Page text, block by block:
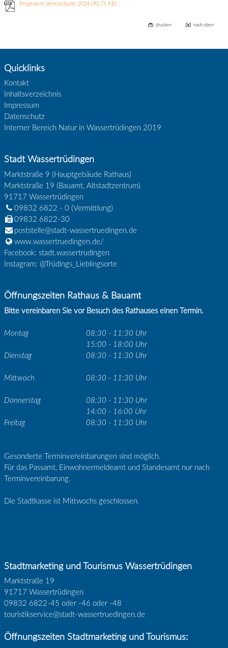
Programm Vereinsbude 2024(90.71 KB)
drucken nach oben
Quicklinks
Kontakt
Inhaltsverzeichnis
Impressum
Datenschutz
Interner Bereich Natur in Wassertrüdingen 2019
Stadt Wassertrüdingen
Marktstraße 9 (Hauptgebäude Rathaus)
Marktstraße 19 (Bauamt, Altstadtzentrum)
91717 Wassertrüdingen
09832 6822 - 0(Vermittlung)
09832 6822-30
poststelle@stadt-wassertruedingen.de
www.wassertruedingen.de/
Facebook: stadt.wassertrudingen
Instagram: @Trüdings_Lieblingsorte
Öffnungszeiten Rathaus & Bauamt
Bitte vereinbaren Sie vor Besuch des Rathauses einen Termin.
Montag
08:30 - 11:30 Uhr
15:00 - 18:00 Uhr
Dienstag
08:30 - 11:30 Uhr
Mittwoch 08:30 - 11:30 Uhr
Donnerstag
08:30 - 11:30 Uhr
14:00 - 16:00 Uhr
Freitag
08:30 - 11:30 Uhr
Gesonderte Terminvereinbarungen sind möglich.
Für das Passamt, Einwohnermeldeamt und Standesamt nur nach
Terminvereinbarung.
Die Stadtkasse ist Mittwochs geschlossen.
Stadtmarketing und Tourismus Wassertrüdingen
Marktstraße 19
91717 Wassertrüdingen
09832 6822-45 oder -46 oder -48
touristikservice@stadt-wassertruedingen.de
Öffnungszeiten Stadtmarketing und Tourismus: